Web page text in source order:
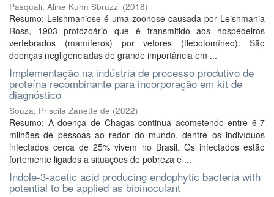
Pasquali, Aline Kuhn Sbruzzi (2018)
Resumo: Leishmaniose é uma zoonose causada por Leishmania
Ross, 1903 protozoário que é transmitido aos hospedeiros
vertebrados (mamíferos) por vetores (flebotomíneo). São
doenças negligenciadas de grande importância em ...
Implementação na indústria de processo produtivo de
proteína recombinante para incorporação em kit de
diagnóstico
Souza, Priscila Zanette de (2022)
Resumo: A doença de Chagas continua acometendo entre 6-7
milhões de pessoas ao redor do mundo, dentre os indivíduos
infectados cerca de 25% vivem no Brasil. Os infectados estão
fortemente ligados a situações de pobreza e ...
Indole-3-acetic acid producing endophytic bacteria with
potential to be applied as bioinoculant